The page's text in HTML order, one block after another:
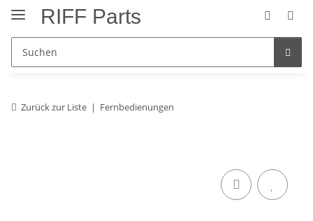
RIFF Parts
Zurück zur Liste Fernbedienungen